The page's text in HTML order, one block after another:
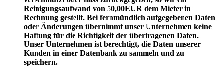
Reinigungsaufwand von 50,00EUR dem Mieter in
Rechnung gestellt. Bei fernmündlich aufgegebenen Daten
oder Änderungen übernimmt unser Unternehmen keine
Haftung für die Richtigkeit der übertragenen Daten.
Unser Unternehmen ist berechtigt, die Daten unserer
Kunden in einer Datenbank zu sammeln und zu
speichern.